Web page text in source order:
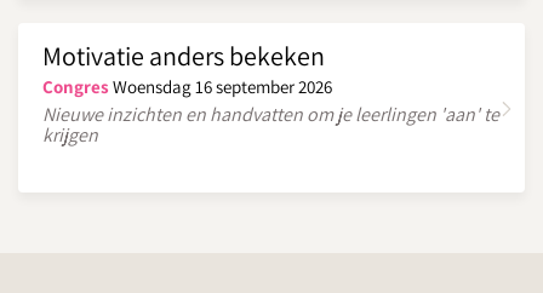
Motivatie anders bekeken
Congres Woensdag 16 september 2026
Nieuwe inzichten en handvatten om je leerlingen 'aan' te
krijgen